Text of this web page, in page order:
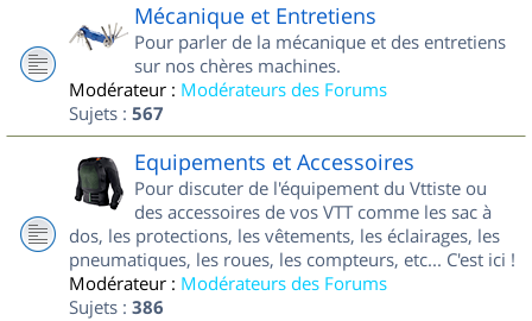
Mécanique et Entretiens
Pour parler de la mécanique et des entretiens
sur nos chères machines.
Modérateur : Modérateurs des Forums
Sujets : 567
Equipements et Accessoires
Pour discuter de l'équipement du Vttiste ou
des accessoires de vos VTT comme les sac à
dos, les protections, les vêtements, les éclairages, les
pneumatiques, les roues, les compteurs, etc... C'est ici !
Modérateur : Modérateurs des Forums
Sujets : 386